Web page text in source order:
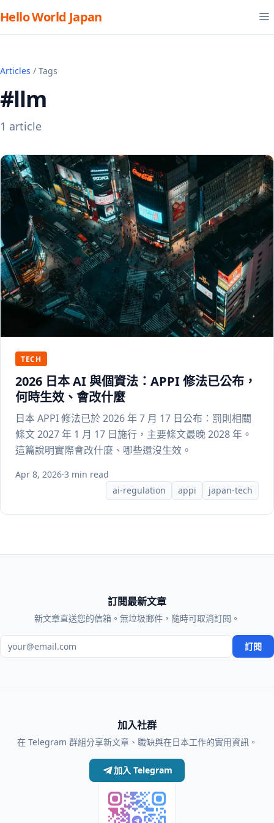
Hello World Japan
Articles / Tags
#llm
1 article
TECH
2026 日本 AI 與個資法：APPI 修法已公布，
何時生效、會改什麼
日本 APPI 修法已於 2026 年 7 月 17 日公布：罰則相關
條文 2027 年 1 月 17 日施行，主要條文最晚 2028 年。
這篇說明實際會改什麼、哪些還沒生效。
Apr 8, 2026·3 min read
ai-regulation
appi japan-tech
訂閱最新文章
新文章直送您的信箱。無垃圾郵件，隨時可取消訂閱。
電子郵件地址 訂閱
加入社群
在 Telegram 群組分享新文章、職缺與在日本工作的實用資訊。
加入 Telegram